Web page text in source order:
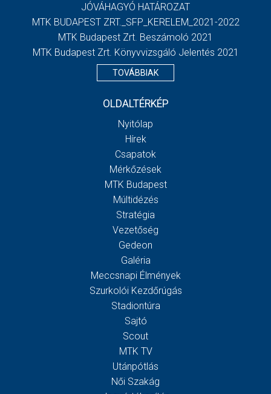
JÓVÁHAGYÓ HATÁROZAT
MTK BUDAPEST ZRT._SFP_KERELEM_2021-2022
MTK Budapest Zrt. Beszámoló 2021
MTK Budapest Zrt. Könyvvizsgáló Jelentés 2021
TOVÁBBIAK
OLDALTÉRKÉP
Nyitólap
Hírek
Csapatok
Mérkőzések
MTK Budapest
Múltidézés
Stratégia
Vezetőség
Gedeon
Galéria
Meccsnapi Élmények
Szurkolói Kezdőrúgás
Stadiontúra
Sajtó
Scout
MTK TV
Utánpótlás
Női Szakág